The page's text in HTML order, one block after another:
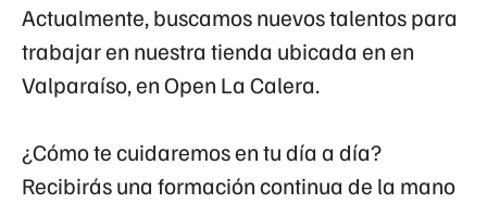
Actualmente, buscamos nuevos talentos para
trabajar en nuestra tienda ubicada en en
Valparaíso, enOpen La Calera.
¿Cómo te cuidaremos en tu día a día?
Recibirás una formación continua de la mano